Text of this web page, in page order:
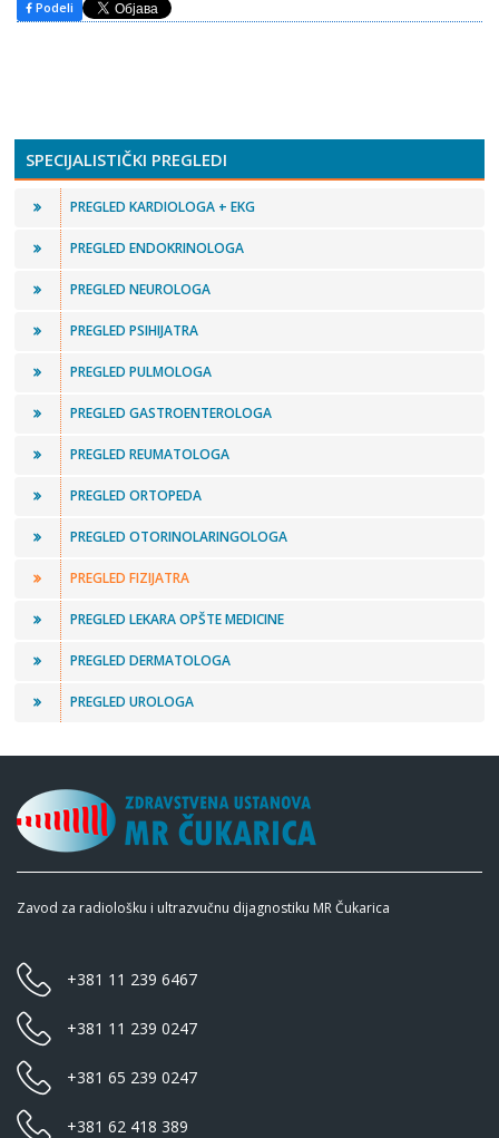
Podeli
SPECIJALISTIČKI PREGLEDI
PREGLED KARDIOLOGA + EKG
PREGLED ENDOKRINOLOGA
PREGLED NEUROLOGA
PREGLED PSIHIJATRA
PREGLED PULMOLOGA
PREGLED GASTROENTEROLOGA
PREGLED REUMATOLOGA
PREGLED ORTOPEDA
PREGLED OTORINOLARINGOLOGA
PREGLED FIZIJATRA
PREGLED LEKARA OPŠTE MEDICINE
PREGLED DERMATOLOGA
PREGLED UROLOGA
Zavod za radiološku i ultrazvučnu dijagnostiku MR Čukarica
+381 11 239 6467
+381 11 239 0247
+381 65 239 0247
+381 62 418 389